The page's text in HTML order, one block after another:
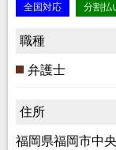
全国対応 分割払
職種
弁護士
住所
福岡県福岡市中